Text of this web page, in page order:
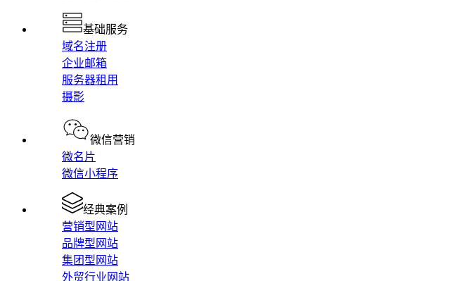
基础服务
域名注册
企业邮箱
服务器租用
摄影
微信营销
微名片
微信小程序
经典案例
营销型网站
品牌型网站
集团型网站
外贸行业网站